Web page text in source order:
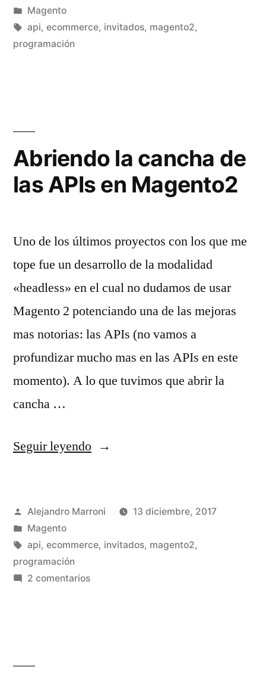
Magento
por
Publicado
en
Magento
Etiquetas:
api, ecommerce, invitados, magento2,
programación
Abriendo la cancha de
las APIs en Magento2
Uno de los últimos proyectos con los que me
tope fue un desarrollo de la modalidad
«headless» en el cual no dudamos de usar
Magento 2 potenciando una de las mejoras
mas notorias: las APIs (no vamos a
profundizar mucho mas en las APIs en este
momento). A lo que tuvimos que abrir la
cancha …
Seguir leyendo«Abriendo
de
las
Publicado
por
Alejandro Marroni
13 diciembre, 2017
Publicado
en
Magento
Etiquetas:
api, ecommerce, invitados, magento2,
programación
2 comentariosen